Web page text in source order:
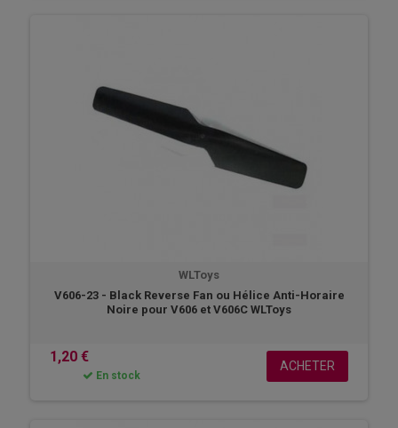
WLToys
V606-23 - Black Reverse Fan ou Hélice Anti-Horaire
Noire pour V606 et V606C WLToys
1,20 €
En stock
ACHETER